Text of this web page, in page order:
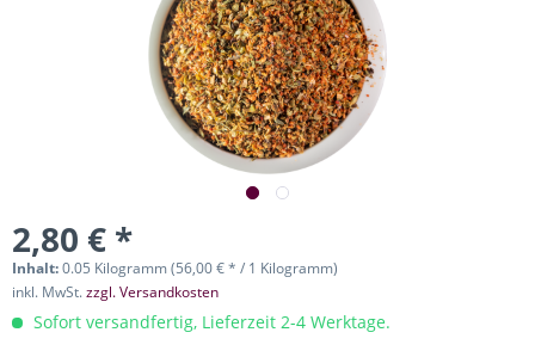
2,80 € *
Inhalt:0.05 Kilogramm (56,00 € * / 1 Kilogramm)
inkl. MwSt.zzgl. Versandkosten
Sofort versandfertig, Lieferzeit 2-4 Werktage.